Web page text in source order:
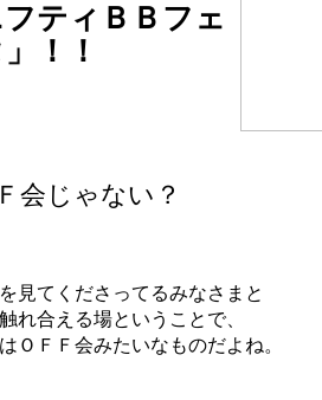
フティＢＢフェ
！！
会じゃない？
見てくださってるみなさまと
れ合える場ということで、
ＯＦＦ会みたいなものだよね。